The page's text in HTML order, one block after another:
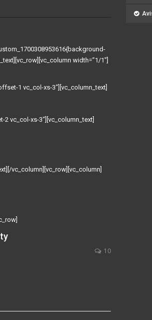
width=”1/1″]
1 vc_col-xs-3″][vc_column_text]
vc_col-xs-3″][vc_column_text]
vc_column][vc_row][vc_column]
10